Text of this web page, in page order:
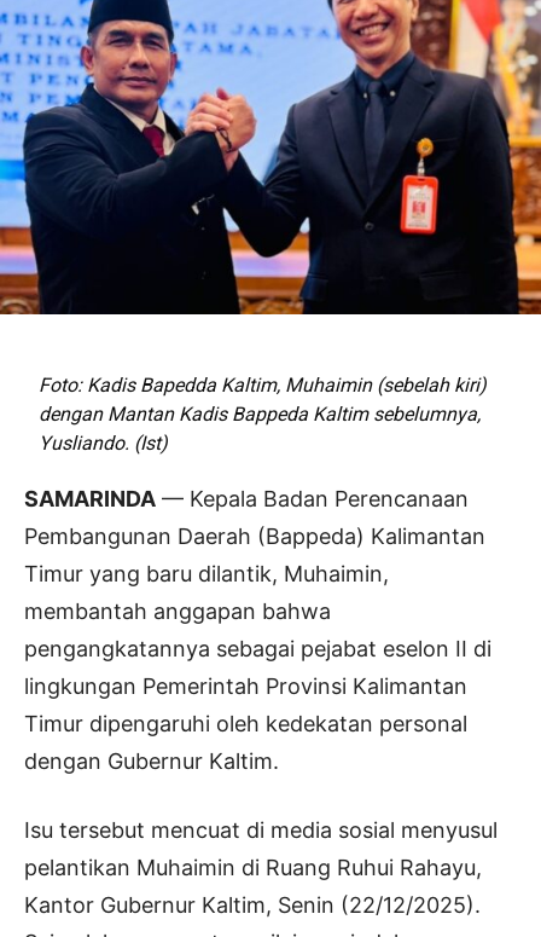
Foto: Kadis Bapedda Kaltim, Muhaimin (sebelah kiri)
dengan Mantan Kadis Bappeda Kaltim sebelumnya,
Yusliando. (Ist)
SAMARINDA — Kepala Badan Perencanaan
Pembangunan Daerah (Bappeda) Kalimantan
Timur yang baru dilantik, Muhaimin,
membantah anggapan bahwa
pengangkatannya sebagai pejabat eselon II di
lingkungan Pemerintah Provinsi Kalimantan
Timur dipengaruhi oleh kedekatan personal
dengan Gubernur Kaltim.
Isu tersebut mencuat di media sosial menyusul
pelantikan Muhaimin di Ruang Ruhui Rahayu,
Kantor Gubernur Kaltim, Senin (22/12/2025).